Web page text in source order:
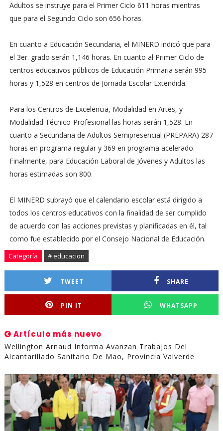
Adultos se instruye para el Primer Ciclo 611 horas mientras
que para el Segundo Ciclo son 656 horas.
En cuanto a Educación Secundaria, el MINERD indicó que para
el 3er. grado serán 1,146 horas. En cuanto al Primer Ciclo de
centros educativos públicos de Educación Primaria serán 995
horas y 1,528 en centros de Jornada Escolar Extendida.
Para los Centros de Excelencia, Modalidad en Artes, y
Modalidad Técnico-Profesional las horas serán 1,528. En
cuanto a Secundaria de Adultos Semipresencial (PREPARA) 287
horas en programa regular y 369 en programa acelerado.
Finalmente, para Educación Laboral de Jóvenes y Adultos las
horas estimadas son 800.
El MINERD subrayó que el calendario escolar está dirigido a
todos los centros educativos con la finalidad de ser cumplido
de acuerdo con las acciones previstas y planificadas en él, tal
como fue establecido por el Consejo Nacional de Educación.
Categoría # educacion
TWEET SHARE
PIN IT WHATSAPP
Artículo más nuevo
Wellington Arnaud Informa Avanzan Trabajos Del
Alcantarillado Sanitario De Mao, Provincia Valverde